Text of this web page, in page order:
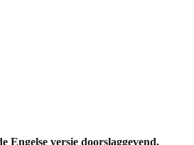
Engelse versie doorslaggevend.